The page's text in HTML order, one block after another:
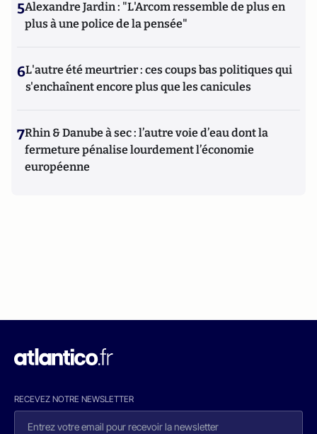
5Alexandre Jardin : "L'Arcom ressemble de plus en
plus à une police de la pensée"
6L'autre été meurtrier : ces coups bas politiques qui
s'enchaînent encore plus que les canicules
7Rhin & Danube à sec : l’autre voie d’eau dont la
fermeture pénalise lourdement l’économie
européenne
RECEVEZ NOTRE NEWSLETTER